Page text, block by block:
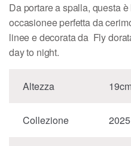
Da portare a spalla, questa
occasionee perfetta da
linee e decorata da Fly
day to night.
Altezza
Collezione 2025